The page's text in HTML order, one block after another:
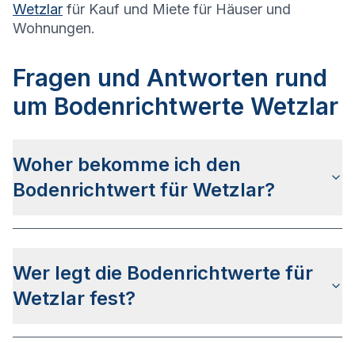
Wetzlar für Kauf und Miete für Häuser und
Wohnungen.
Fragen und Antworten rund
um Bodenrichtwerte Wetzlar
Woher bekomme ich den
Bodenrichtwert für Wetzlar?
Stadtteilseiten. Alternativ können Sie bei BORIS
Hessennach Ihrer Adresse suchen bzw. beim
Lahn-Dill-Kreis anfragen.
Wer legt die Bodenrichtwerte für
Wetzlar fest?